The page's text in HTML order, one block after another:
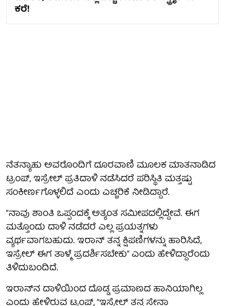
ಕರೆ!
ನೆತನ್ಯಾಹು ಅವರೊಂದಿಗೆ ದೂರವಾಣಿ ಮೂಲಕ ಮಾತನಾಡಿದ
ಟ್ರಂಪ್, ಇಸ್ರೇಲ್ ಪ್ರತಿದಾಳಿ ನಡೆಸಿದರೆ ಪರಿಸ್ಥಿತಿ ಮತ್ತಷ್ಟು
ಸಂಕೀರ್ಣಗೊಳ್ಳಲಿದೆ ಎಂದು ಎಚ್ಚರಿಕೆ ನೀಡಿದ್ದಾರೆ.
“ನಾವು ಶಾಂತಿ ಒಪ್ಪಂದಕ್ಕೆ ಅತ್ಯಂತ ಸಮೀಪದಲ್ಲಿದ್ದೇವೆ. ಈಗ
ಮತ್ತೊಂದು ದಾಳಿ ನಡೆದರೆ ಎಲ್ಲ ಪ್ರಯತ್ನಗಳು
ವ್ಯರ್ಥವಾಗಬಹುದು. ಇರಾನ್ ತನ್ನ ಕ್ಷಿಪಣಿಗಳನ್ನು ಹಾರಿಸಿದೆ,
ಇಸ್ರೇಲ್ ಈಗ ತಾಳ್ಮೆ ಪ್ರದರ್ಶಿಸಬೇಕು” ಎಂದು ಹೇಳಿದ್ದಾರೆಂದು
ತಿಳಿದುಬಂದಿದೆ.
ಇರಾನ್‌ನ ದಾಳಿಯಿಂದ ದೊಡ್ಡ ಪ್ರಮಾಣದ ಹಾನಿಯಾಗಿಲ್ಲ